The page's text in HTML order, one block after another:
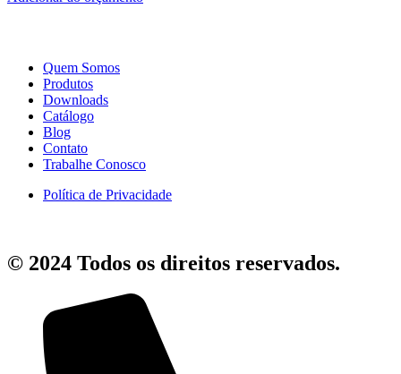
Quem Somos
Produtos
Downloads
Catálogo
Blog
Contato
Trabalhe Conosco
Política de Privacidade
© 2024 Todos os direitos reservados.